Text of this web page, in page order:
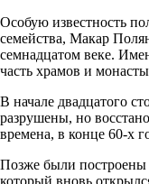
Особую известность
семейства, Макар
семнадцатом веке.
часть храмов и
В начале двадцатого
разрушены, но
времена, в конце 60-х
Позже были построены
который вновь